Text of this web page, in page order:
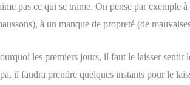
pas ce qui se trame. On pense par
à un manque de propreté (de
les premiers jours, il faut le laisser
il faudra prendre quelques instants pour le